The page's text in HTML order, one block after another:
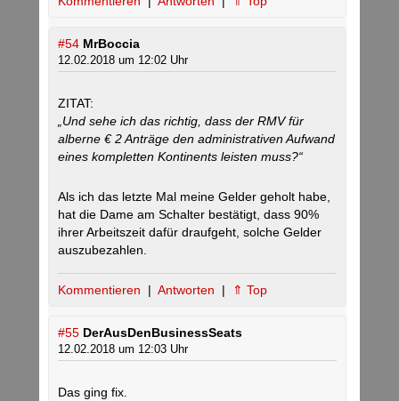
#54 MrBoccia
12.02.2018 um 12:02 Uhr
ZITAT:
„Und sehe ich das richtig, dass der RMV für
alberne € 2 Anträge den administrativen Aufwand
eines kompletten Kontinents leisten muss?“
Als ich das letzte Mal meine Gelder geholt habe,
hat die Dame am Schalter bestätigt, dass 90%
ihrer Arbeitszeit dafür draufgeht, solche Gelder
auszubezahlen.
Kommentieren | Antworten | ⇑ Top
#55 DerAusDenBusinessSeats
12.02.2018 um 12:03 Uhr
Das ging fix.